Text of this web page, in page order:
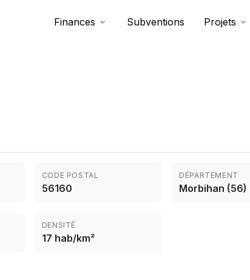
Finances Subventions Projets
CODE POSTAL
56160
DÉPARTEMENT
Morbihan (56)
DENSITÉ
17 hab/km²